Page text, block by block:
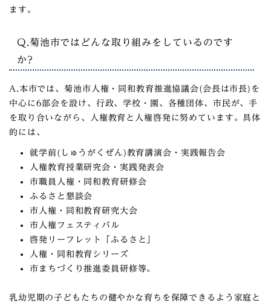
ます。
Q.菊池市ではどんな取り組みをしているのです
か?
A.本市では、菊池市人権・同和教育推進協議会(会長は市長)を
中心に6部会を設け、行政、学校・園、各種団体、市民が、手
を取り合いながら、人権教育と人権啓発に努めています。具体
的には、
就学前(しゅうがくぜん)教育講演会・実践報告会
人権教育授業研究会・実践発表会
市職員人権・同和教育研修会
ふるさと懇談会
市人権・同和教育研究大会
市人権フェスティバル
啓発リーフレット「ふるさと」
人権・同和教育シリーズ
市まちづくり推進委員研修等。
乳幼児期の子どもたちの健やかな育ちを保障できるよう家庭と